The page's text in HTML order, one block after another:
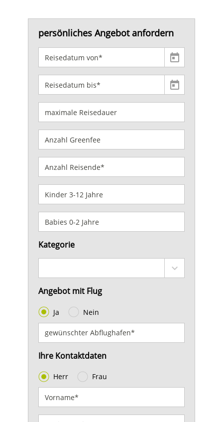
persönliches Angebot anfordern
Kategorie
Angebot mit Flug
Ja Nein
Ihre Kontaktdaten
Herr Frau